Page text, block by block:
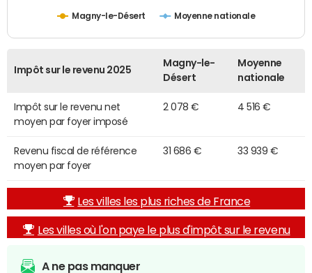
Magny-le-Désert Moyenne nationale
Impôt sur le revenu 2025
Magny-le-
Désert
Moyenne
nationale
Impôt sur le revenu net
moyen par foyer imposé
2 078 € 4 516 €
Revenu fiscal de référence
moyen par foyer
31 686 € 33 939 €
Les villes les plus riches de France
Les villes où l'on paye le plus d'impôt sur le revenu
A ne pas manquer